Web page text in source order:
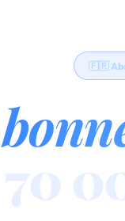
🇫🇷